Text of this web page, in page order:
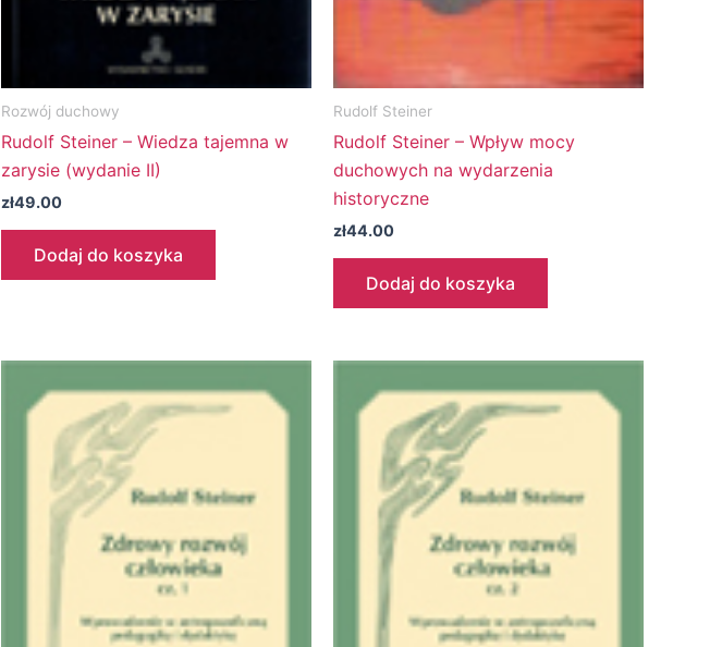
Rozwój duchowy
Rudolf Steiner – Wiedza tajemna w
zarysie (wydanie II)
zł49.00
Dodaj do koszyka
Rudolf Steiner
Rudolf Steiner – Wpływ mocy
duchowych na wydarzenia
historyczne
zł44.00
Dodaj do koszyka